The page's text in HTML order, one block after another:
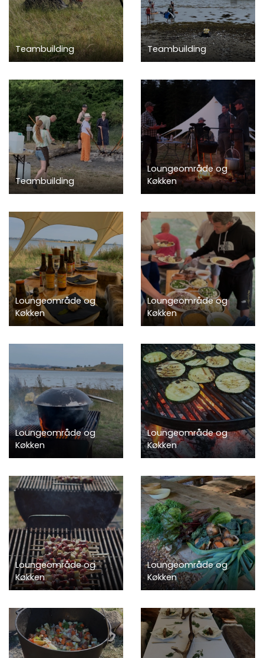
Teambuilding Teambuilding
Teambuilding
Loungeområde og
Køkken
Loungeområde og
Køkken
Loungeområde og
Køkken
Loungeområde og
Køkken
Loungeområde og
Køkken
Loungeområde og
Køkken
Loungeområde og
Køkken